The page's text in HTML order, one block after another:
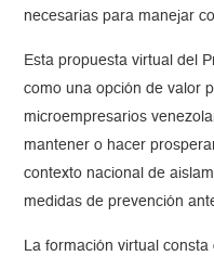
necesarias para manejar
Esta propuesta virtual del
como una opción de valor
microempresarios
mantener o hacer
contexto nacional de
medidas de prevención
La formación virtual